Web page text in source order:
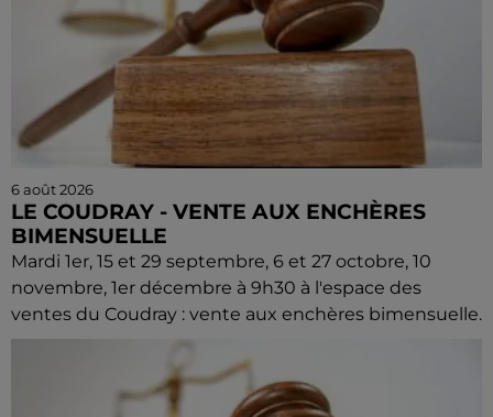
6 août 2026
LE COUDRAY - VENTE AUX ENCHÈRES
BIMENSUELLE
Mardi 1er, 15 et 29 septembre, 6 et 27 octobre, 10
novembre, 1er décembre à 9h30 à l'espace des
ventes du Coudray : vente aux enchères bimensuelle.